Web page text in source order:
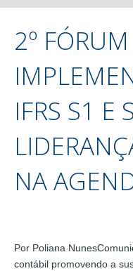
2º
IFRS S1 E
NA
Por Poliana
contábil promovendo a